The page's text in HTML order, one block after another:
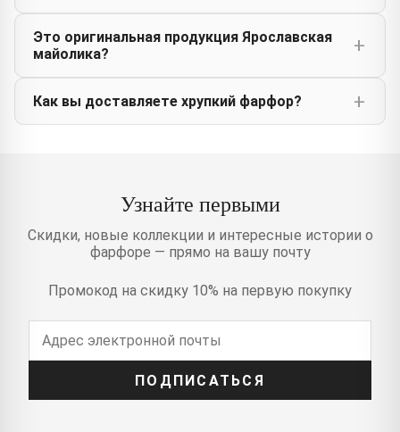
Это оригинальная продукция Ярославская
майолика?
Как вы доставляете хрупкий фарфор?
Узнайте первыми
Скидки, новые коллекции и интересные истории о
фарфоре — прямо на вашу почту
Промокод на скидку 10% на первую покупку
ПОДПИСАТЬСЯ